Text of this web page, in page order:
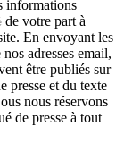
informations
de votre part à
En envoyant les
adresses email,
être publiés sur
presse et du texte
nous réservons
de presse à tout